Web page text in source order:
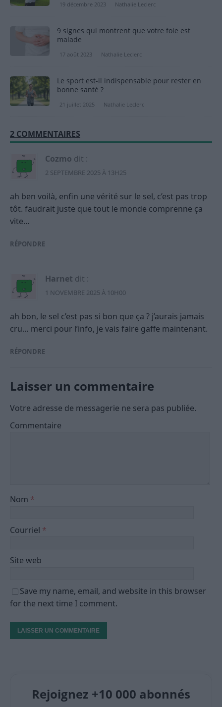
19 décembre 2023 Nathalie Leclerc
9 signes qui montrent que votre foie est
malade
17 août 2023 Nathalie Leclerc
Le sport est-il indispensable pour rester en
bonne santé ?
21 juillet 2025 Nathalie Leclerc
2 COMMENTAIRES
Cozmo dit :
2 SEPTEMBRE 2025 À 13H25
ah ben voilà, enfin une vérité sur le sel, c’est pas trop
tôt. faudrait juste que tout le monde comprenne ça
vite…
RÉPONDRE
Harnet dit :
1 NOVEMBRE 2025 À 10H00
ah bon, le sel c’est pas si bon que ça ? j’aurais jamais
cru… merci pour l’info, je vais faire gaffe maintenant.
RÉPONDRE
Laisser un commentaire
Votre adresse de messagerie ne sera pas publiée.
Commentaire
Nom *
Courriel *
Site web
Save my name, email, and website in this browser
for the next time I comment.
Rejoignez +10 000 abonnés